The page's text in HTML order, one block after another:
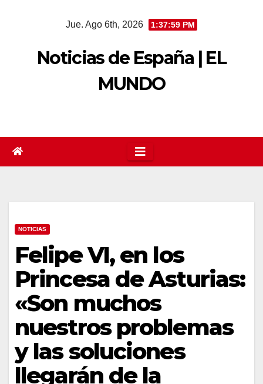
Jue. Ago 6th, 2026 1:38:00 PM
Noticias de España | EL
MUNDO
NOTICIAS
Felipe VI, en los
Princesa de Asturias:
«Son muchos
nuestros problemas
y las soluciones
llegarán de la